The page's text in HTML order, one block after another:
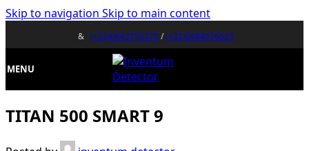
Skip to navigation Skip to main content
& (+33)0643752370/(+32)0484676625
MENU
TITAN 500 SMART 9